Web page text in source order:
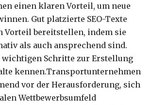
einen klaren Vorteil, um neue
Gut platzierte SEO-Texte
Vorteil bereitstellen, indem sie
als auch ansprechend sind.
wichtigen Schritte zur Erstellung
kennen.Transportunternehmen
vor der Herausforderung, sich
Wettbewerbsumfeld